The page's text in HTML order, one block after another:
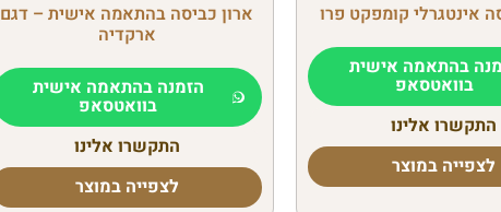
אינטגרלי קומפקט פרו
בהתאמה אישית
בוואטסאפ
התקשרו אלינו
לצפייה במוצר
ארון כביסה בהתאמה אישית – דגם
ארקדיה
הזמנה בהתאמה אישית
בוואטסאפ
התקשרו אלינו
לצפייה במוצר